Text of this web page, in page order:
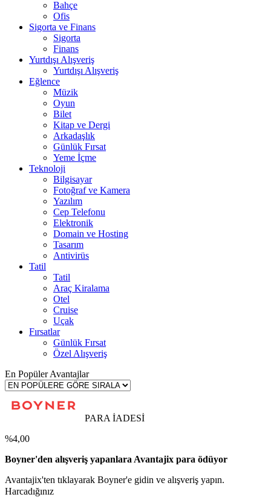
Bahçe
Ofis
Sigorta ve Finans
Sigorta
Finans
Yurtdışı Alışveriş
Yurtdışı Alışveriş
Eğlence
Müzik
Oyun
Bilet
Kitap ve Dergi
Arkadaşlık
Günlük Fırsat
Yeme İçme
Teknoloji
Bilgisayar
Fotoğraf ve Kamera
Yazılım
Cep Telefonu
Elektronik
Domain ve Hosting
Tasarım
Antivirüs
Tatil
Tatil
Araç Kiralama
Otel
Cruise
Uçak
Fırsatlar
Günlük Fırsat
Özel Alışveriş
En Popüler Avantajlar
PARA İADESİ
%4,00
Boyner'den alışveriş yapanlara Avantajix para ödüyor
Avantajix'ten tıklayarak Boyner'e gidin ve alışveriş yapın.
Harcadığınız